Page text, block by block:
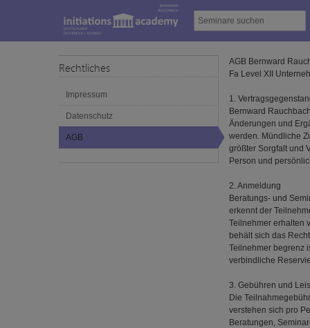
Rechtliches
Impressum
Datenschutz
AGB
AGB Bernward
Fa Level XII
1.
Bernward
Änderungen und
werden. Mündliche
größter Sorgfalt und
Person und
2. Anmeldung
Beratungs- und
erkennt der
Teilnehmer erhalten
behält sich das
Teilnehmer begrenz
verbindliche
3. Gebühren und
Die
verstehen sich pro
Beratungen,